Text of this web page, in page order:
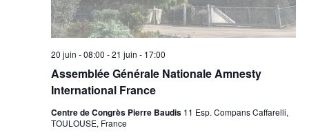
Assemblée Générale Nationale Amnesty
International France
20 juin - 08:00 -21 juin - 17:00
Centre de Congrès Pierre Baudis 11 Esp. Compans Caffarelli,
TOULOUSE, France